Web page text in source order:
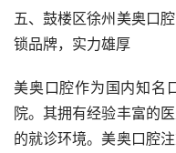
五、鼓楼区徐州美奥口
锁品牌，实力雄厚
美奥口腔作为国内知名
院。其拥有经验丰富的
的就诊环境。美奥口腔